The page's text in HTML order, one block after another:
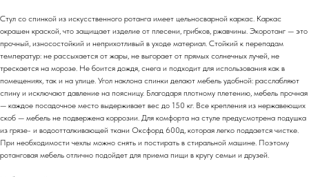
Стул со спинкой из искусственного ротанга имеет цельносварной каркас. Каркас
окрашен краской, что защищает изделие от плесени, грибков, ржавчины. Экоротанг — это
прочный, износостойкий и неприхотливый в уходе материал. Стойкий к перепадам
температур: не рассыхается от жары, не выгорает от прямых солнечных лучей, не
трескается на морозе. Не боится дождя, снега и подходит для использования как в
помещениях, так и на улице. Угол наклона спинки делают мебель удобной: расслабляют
спину и исключают давление на поясницу. Благодаря плотному плетению, мебель прочная
— каждое посадочное место выдерживает вес до 150 кг. Все крепления из нержавеющих
скоб — мебель не подвержена коррозии. Для комфорта на стуле предусмотрена подушка
из грязе- и водоотталкивающей ткани Оксфорд 600д, которая легко поддается чистке.
При необходимости чехлы можно снять и постирать в стиральной машине. Поэтому
ротанговая мебель отлично подойдет для приема пищи в кругу семьи и друзей.